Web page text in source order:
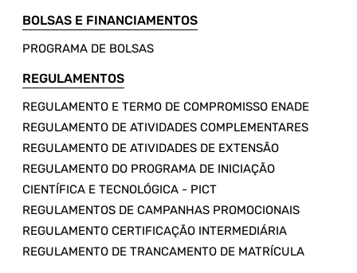
BOLSAS E FINANCIAMENTOS
PROGRAMA DE BOLSAS
REGULAMENTOS
REGULAMENTO E TERMO DE COMPROMISSO ENADE
REGULAMENTO DE ATIVIDADES COMPLEMENTARES
REGULAMENTO DE ATIVIDADES DE EXTENSÃO
REGULAMENTO DO PROGRAMA DE INICIAÇÃO
CIENTÍFICA E TECNOLÓGICA - PICT
REGULAMENTOS DE CAMPANHAS PROMOCIONAIS
REGULAMENTO CERTIFICAÇÃO INTERMEDIÁRIA
REGULAMENTO DE TRANCAMENTO DE MATRÍCULA